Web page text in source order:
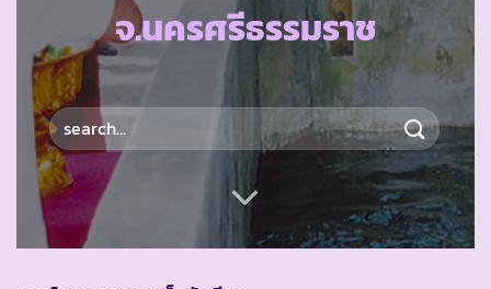
จ.นครศรีธรรมราช